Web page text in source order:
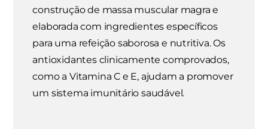
construção de massa muscular magra e
elaborada com ingredientes específicos
para uma refeição saborosa e nutritiva. Os
antioxidantes clinicamente comprovados,
como a Vitamina C e E, ajudam a promover
um sistema imunitário saudável.